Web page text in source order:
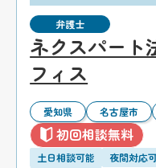
弁護士
ネクスパート
フィス
愛知県 名古屋市
初回相談無料
土日相談可能 夜間対応